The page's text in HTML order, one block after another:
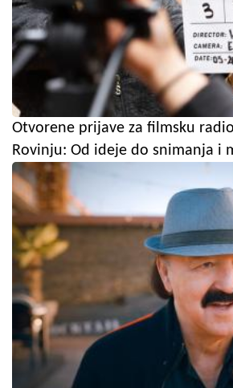
Otvorene prijave za filmsku
Rovinju: Od ideje do snimanja i